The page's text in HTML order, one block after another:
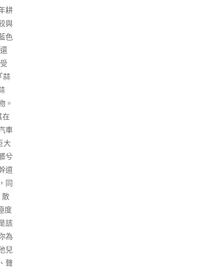
耕
與
色
蒜
。
在
車
大
兮
道
同
散
度
該
為
兒
聲